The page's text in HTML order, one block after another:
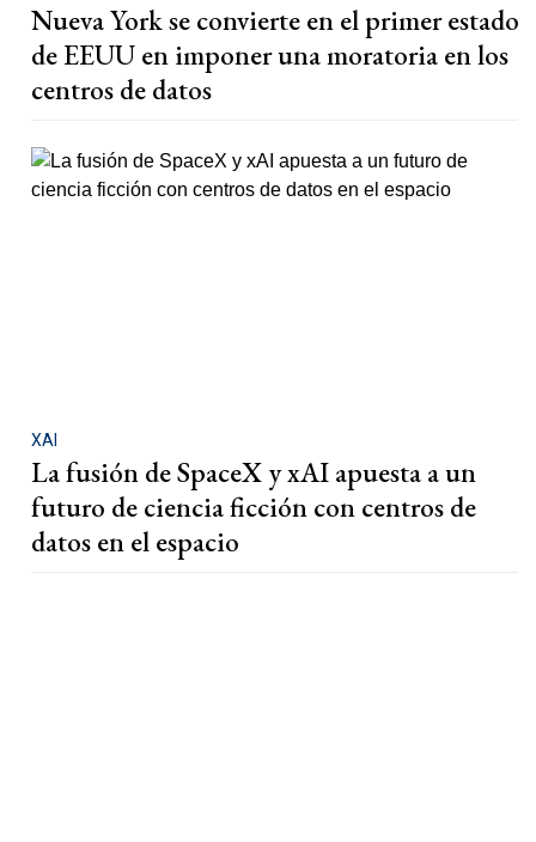
Nueva York se convierte en el primer estado
de EEUU en imponer una moratoria en los
centros de datos
XAI
La fusión de SpaceX y xAI apuesta a un
futuro de ciencia ficción con centros de
datos en el espacio